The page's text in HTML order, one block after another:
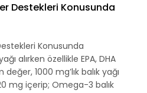
Destekleri Konusunda
Konusunda
alırken özellikle EPA, DHA
1000 mg’lık balık yağı
mg içerip; Omega-3 balık